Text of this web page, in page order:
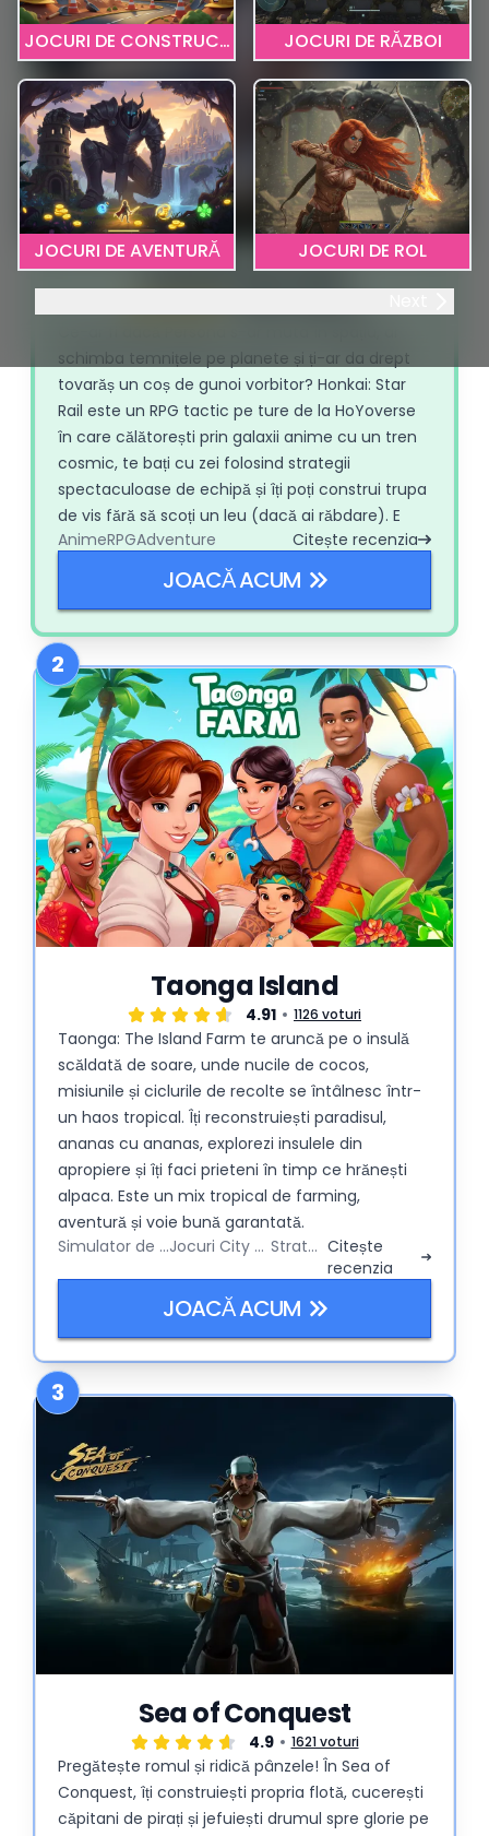
Honkai Star Rail
schimba temnițele pe planete și ți-ar da drept
tovarăș un coș de gunoi vorbitor? Honkai: Star
Rail este un RPG tactic pe ture de la HoYoverse
în care călătorești prin galaxii anime cu un tren
cosmic, te bați cu zei folosind strategii
spectaculoase de echipă și îți poți construi trupa
de vis fără să scoți un leu (dacă ai răbdare). E
ciudat, amuzant și incredibil de strategic.
AnimeRPGAdventure Citește recenzia
JOACĂ ACUM
2
Taonga Island
4.91 1126 voturi
Taonga: The Island Farm te aruncă pe o insulă
scăldată de soare, unde nucile de cocos,
misiunile și ciclurile de recolte se întâlnesc într-
un haos tropical. Îți reconstruiești paradisul,
ananas cu ananas, explorezi insulele din
apropiere și îți faci prieteni în timp ce hrănești
alpaca. Este un mix tropical de farming,
aventură și voie bună garantată.
Simulator de Fermă
Jocuri City Builder Strategy Citește
recenzia
JOACĂ ACUM
3
Sea of Conquest
4.9 1621 voturi
Pregătește romul și ridică pânzele! În Sea of
Conquest, îți construiești propria flotă, cucerești
căpitani de pirați și jefuiești drumul spre glorie pe
JOCURI DE CONSTRUCȚIE JOCURI DE RĂZBOI
JOCURI DE AVENTURĂ
JOCURI DE ROL